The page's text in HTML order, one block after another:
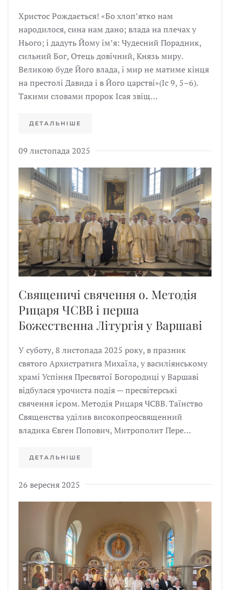
Христос Рождається! «Бо хлоп’ятко нам
народилося, сина нам дано; влада на плечах у
Нього; і дадуть Йому ім’я: Чудесний Порадник,
сильний Бог, Отець довічний, Князь миру.
Великою буде Його влада, і мир не матиме кінця
на престолі Давида і в Його царстві»(Іс 9, 5–6).
Такими словами пророк Ісая звіщ…
ДЕТАЛЬНІШЕ
09 листопада 2025
Священичі свячення о. Методія
Рицаря ЧСВВ і перша
Божественна Літургія у Варшаві
У суботу, 8 листопада 2025 року, в празник
святого Архистратига Михаїла, у василіянському
храмі Успіння Пресвятої Богородиці у Варшаві
відбулася урочиста подія — пресвітерські
свячення ієром. Методія Рицаря ЧСВВ. Таїнство
Священства уділив високопреосвященний
владика Євген Попович, Митрополит Пере…
ДЕТАЛЬНІШЕ
26 вересня 2025